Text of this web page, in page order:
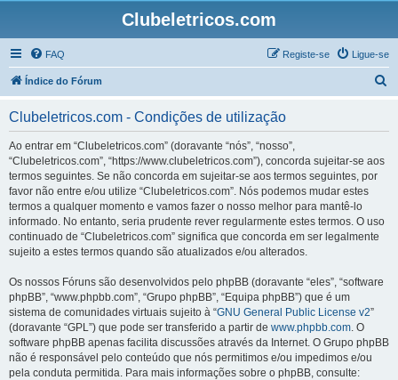
Clubeletricos.com
FAQ Ligue-se
Registe-se
Índice do Fórum
Clubeletricos.com - Condições de utilização
Ao entrar em “Clubeletricos.com” (doravante “nós”, “nosso”,
“Clubeletricos.com”, “https://www.clubeletricos.com”), concorda sujeitar-se aos
termos seguintes. Se não concorda em sujeitar-se aos termos seguintes, por
favor não entre e/ou utilize “Clubeletricos.com”. Nós podemos mudar estes
termos a qualquer momento e vamos fazer o nosso melhor para mantê-lo
informado. No entanto, seria prudente rever regularmente estes termos. O uso
continuado de “Clubeletricos.com” significa que concorda em ser legalmente
sujeito a estes termos quando são atualizados e/ou alterados.
Os nossos Fóruns são desenvolvidos pelo phpBB (doravante “eles”, “software
phpBB”, “www.phpbb.com”, “Grupo phpBB”, “Equipa phpBB”) que é um
sistema de comunidades virtuais sujeito à “GNU General Public License v2”
(doravante “GPL”) que pode ser transferido a partir de www.phpbb.com. O
software phpBB apenas facilita discussões através da Internet. O Grupo phpBB
não é responsável pelo conteúdo que nós permitimos e/ou impedimos e/ou
pela conduta permitida. Para mais informações sobre o phpBB, consulte: